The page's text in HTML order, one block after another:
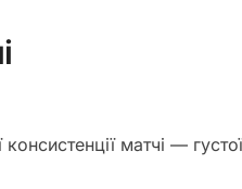
матчі —